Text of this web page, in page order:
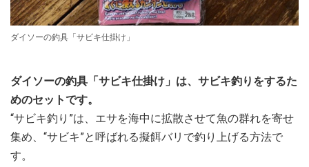
ダイソーの釣具「サビキ仕掛け」
ダイソーの釣具「サビキ仕掛け」は、サビキ釣りをするた
めのセットです。
“サビキ釣り”は、エサを海中に拡散させて魚の群れを寄せ
集め、“サビキ”と呼ばれる擬餌バリで釣り上げる方法で
す。